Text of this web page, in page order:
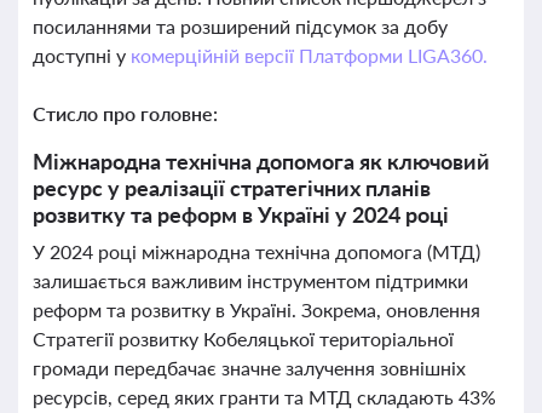
посиланнями та розширений підсумок за добу
доступні у комерційній версії Платформи LIGA360.
Стисло про головне:
Міжнародна технічна допомога як ключовий
ресурс у реалізації стратегічних планів
розвитку та реформ в Україні у 2024 році
У 2024 році міжнародна технічна допомога (МТД)
залишається важливим інструментом підтримки
реформ та розвитку в Україні. Зокрема, оновлення
Стратегії розвитку Кобеляцької територіальної
громади передбачає значне залучення зовнішніх
ресурсів, серед яких гранти та МТД складають 43%